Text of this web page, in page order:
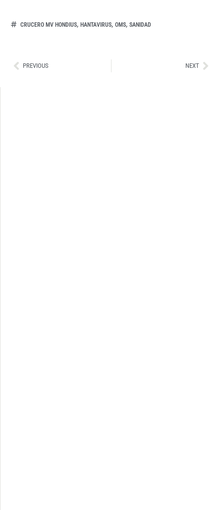
CRUCERO MV HONDIUS, HANTAVIRUS, OMS, SANIDAD
AntPREVIOUS NEXT